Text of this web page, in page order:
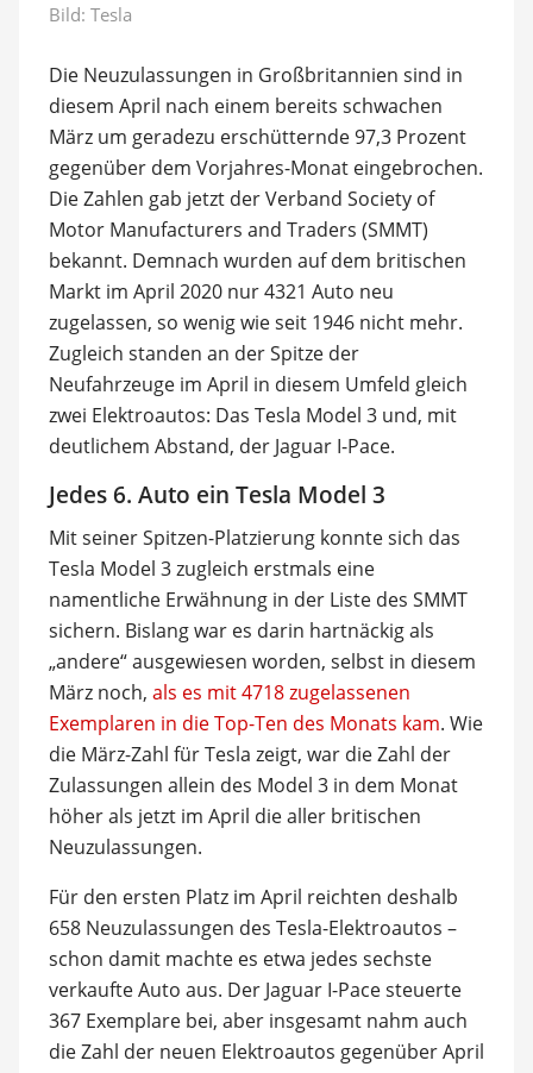
Bild: Tesla
Die Neuzulassungen in Großbritannien sind in
diesem April nach einem bereits schwachen
März um geradezu erschütternde 97,3 Prozent
gegenüber dem Vorjahres-Monat eingebrochen.
Die Zahlen gab jetzt der Verband Society of
Motor Manufacturers and Traders (SMMT)
bekannt. Demnach wurden auf dem britischen
Markt im April 2020 nur 4321 Auto neu
zugelassen, so wenig wie seit 1946 nicht mehr.
Zugleich standen an der Spitze der
Neufahrzeuge im April in diesem Umfeld gleich
zwei Elektroautos: Das Tesla Model 3 und, mit
deutlichem Abstand, der Jaguar I-Pace.
Jedes 6. Auto ein Tesla Model 3
Mit seiner Spitzen-Platzierung konnte sich das
Tesla Model 3 zugleich erstmals eine
namentliche Erwähnung in der Liste des SMMT
sichern. Bislang war es darin hartnäckig als
„andere“ ausgewiesen worden, selbst in diesem
März noch, als es mit 4718 zugelassenen
Exemplaren in die Top-Ten des Monats kam. Wie
die März-Zahl für Tesla zeigt, war die Zahl der
Zulassungen allein des Model 3 in dem Monat
höher als jetzt im April die aller britischen
Neuzulassungen.
Für den ersten Platz im April reichten deshalb
658 Neuzulassungen des Tesla-Elektroautos –
schon damit machte es etwa jedes sechste
verkaufte Auto aus. Der Jaguar I-Pace steuerte
367 Exemplare bei, aber insgesamt nahm auch
die Zahl der neuen Elektroautos gegenüber April